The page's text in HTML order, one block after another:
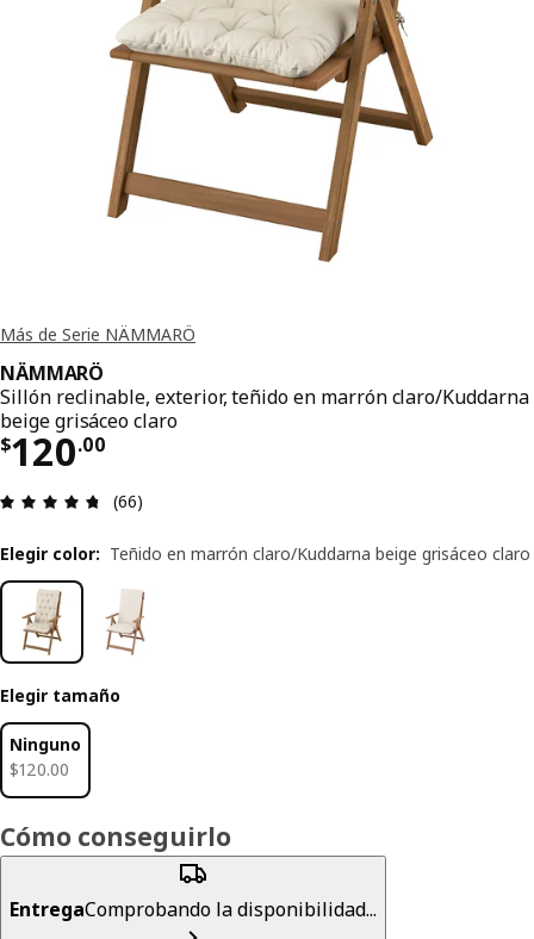
Más de Serie NÄMMARÖ
NÄMMARÖ
Sillón reclinable, exterior, teñido en marrón claro/Kuddarna
beige grisáceo claro
$120.00
Precio $ 120.00
Reseña: 4.7 de 5 estrellas. Reseñas totales: 66
(66)
Elegir color: Teñido en marrón claro/Kuddarna beige grisáceo claro
Elegir tamaño
Ninguno
$120.00
$ 120.00
Cómo conseguirlo
EntregaComprobando la disponibilidad...